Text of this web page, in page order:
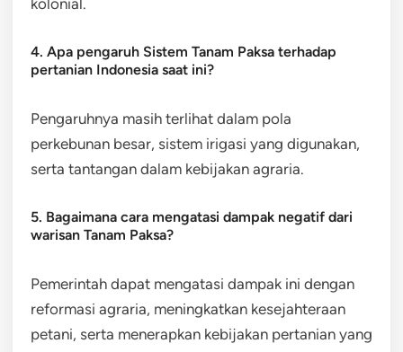
4. Apa pengaruh Sistem Tanam Paksa terhadap
pertanian Indonesia saat ini?
Pengaruhnya masih terlihat dalam pola
perkebunan besar, sistem irigasi yang digunakan,
serta tantangan dalam kebijakan agraria.
5. Bagaimana cara mengatasi dampak negatif dari
warisan Tanam Paksa?
Pemerintah dapat mengatasi dampak ini dengan
reformasi agraria, meningkatkan kesejahteraan
petani, serta menerapkan kebijakan pertanian yang